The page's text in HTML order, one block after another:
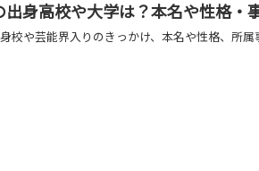
出身高校や大学は？本名や性格・
校や芸能界入りのきっかけ、本名や性格、所